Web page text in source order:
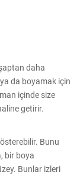
daha
da boyamak için
içinde size
getirir.
Bunu
bir boya
Bunlar izleri